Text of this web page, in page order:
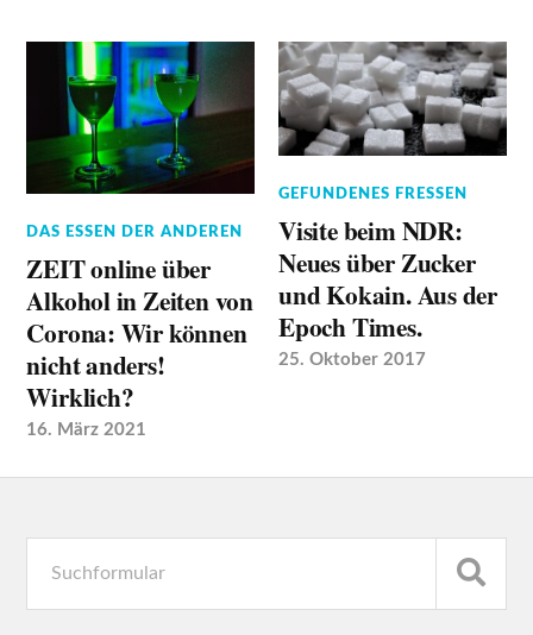
DAS ESSEN DER ANDEREN
ZEIT online über
Alkohol in Zeiten von
Corona: Wir können
nicht anders!
Wirklich?
16. März 2021
GEFUNDENES FRESSEN
Visite beim NDR:
Neues über Zucker
und Kokain. Aus der
Epoch Times.
25. Oktober 2017